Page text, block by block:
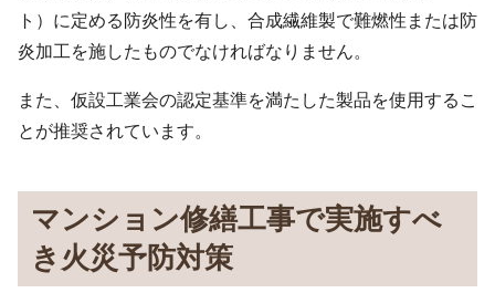
ト）に定める防炎性を有し、合成繊維製で難燃性または防
炎加工を施したものでなければなりません。
また、仮設工業会の認定基準を満たした製品を使用するこ
とが推奨されています。
マンション修繕工事で実施すべ
き火災予防対策